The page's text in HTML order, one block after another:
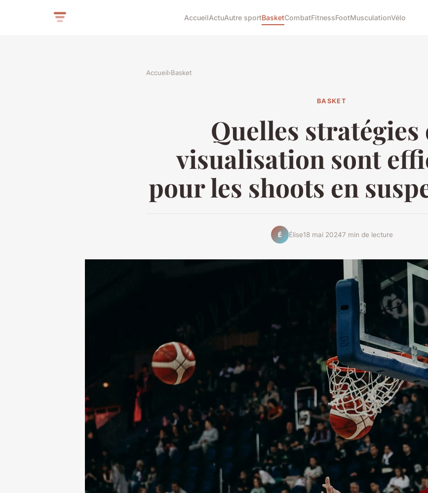
AccueilActuAutre sportBasketCombatFitnessFootMusculationVélo
Accueil›Basket
BASKET
Quelles stratégies
visualisation sont
pour les shoots en
É Élise18 mai 20247 min de lecture